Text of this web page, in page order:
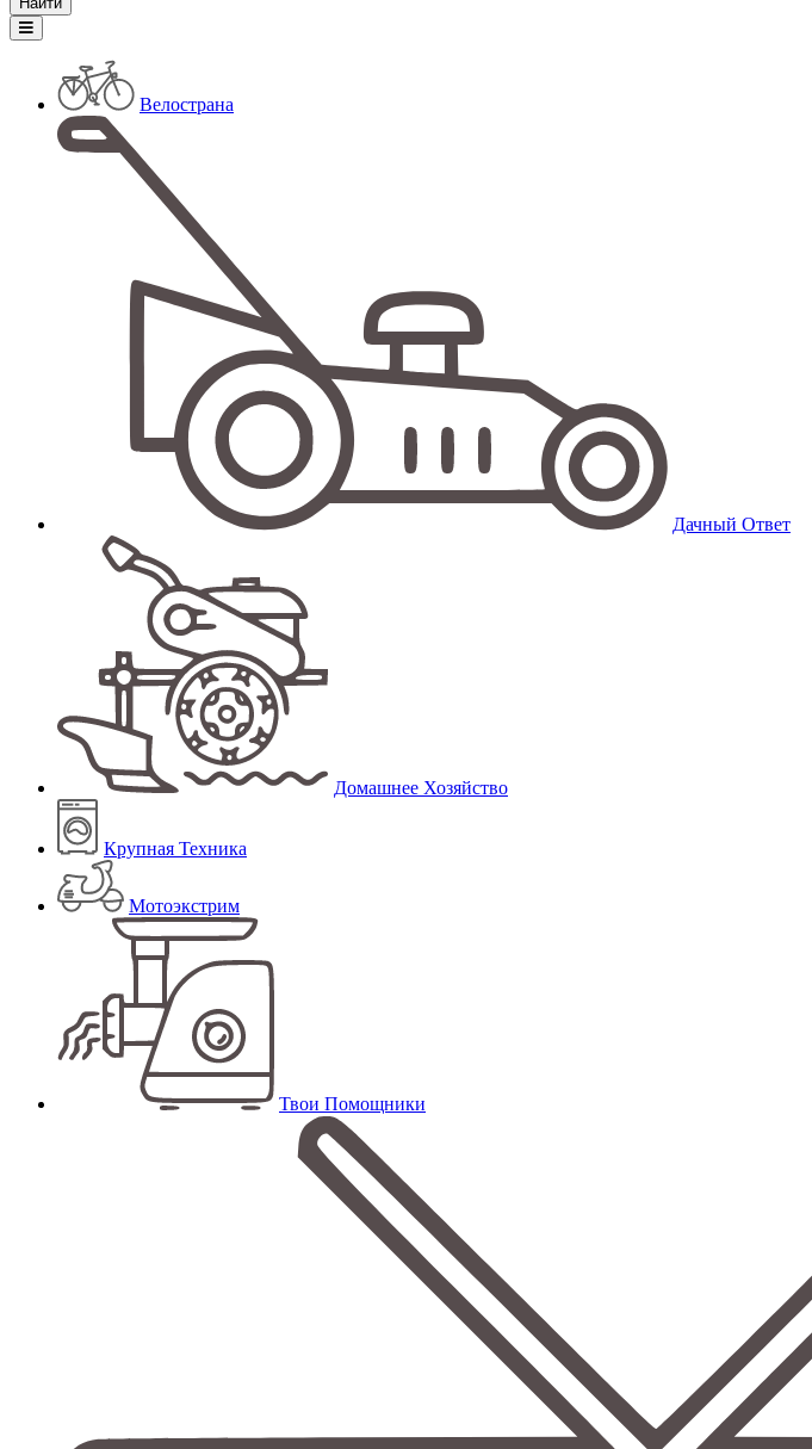
Велострана
Дачный Ответ
Домашнее Хозяйство
Крупная Техника
Мотоэкстрим
Твои Помощники